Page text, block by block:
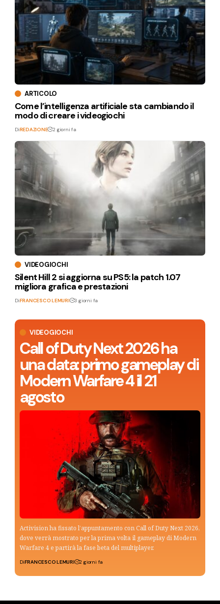
VIDEOGIOCHI
Call of Duty Next 2026 ha
una data: primo gameplay di
Modern Warfare 4 il 21
agosto
Activision ha fissato l’appuntamento con Call of Duty Next 2026,
dove verrà mostrato per la prima volta il gameplay di Modern
Warfare 4 e partirà la fase beta del multiplayer.
DiFRANCESCO LEMURI 2 giorni fa
ARTICOLO
Come l’intelligenza artificiale sta cambiando il
modo di creare i videogiochi
DiREDAZIONE 2 giorni fa
VIDEOGIOCHI
Silent Hill 2 si aggiorna su PS5: la patch 1.07
migliora grafica e prestazioni
DiFRANCESCO LEMURI 3 giorni fa